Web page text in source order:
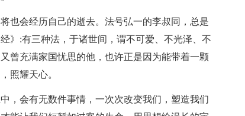
也会经历自己的逝去。法号弘一的李叔同，总是
》:有三种法，于诸世间，谓不可爱、不光泽、不
曾充满家国忧思的他，也许正是因为能带着一颗
照耀天心。
，会有无数件事情，一次次改变我们，塑造我们